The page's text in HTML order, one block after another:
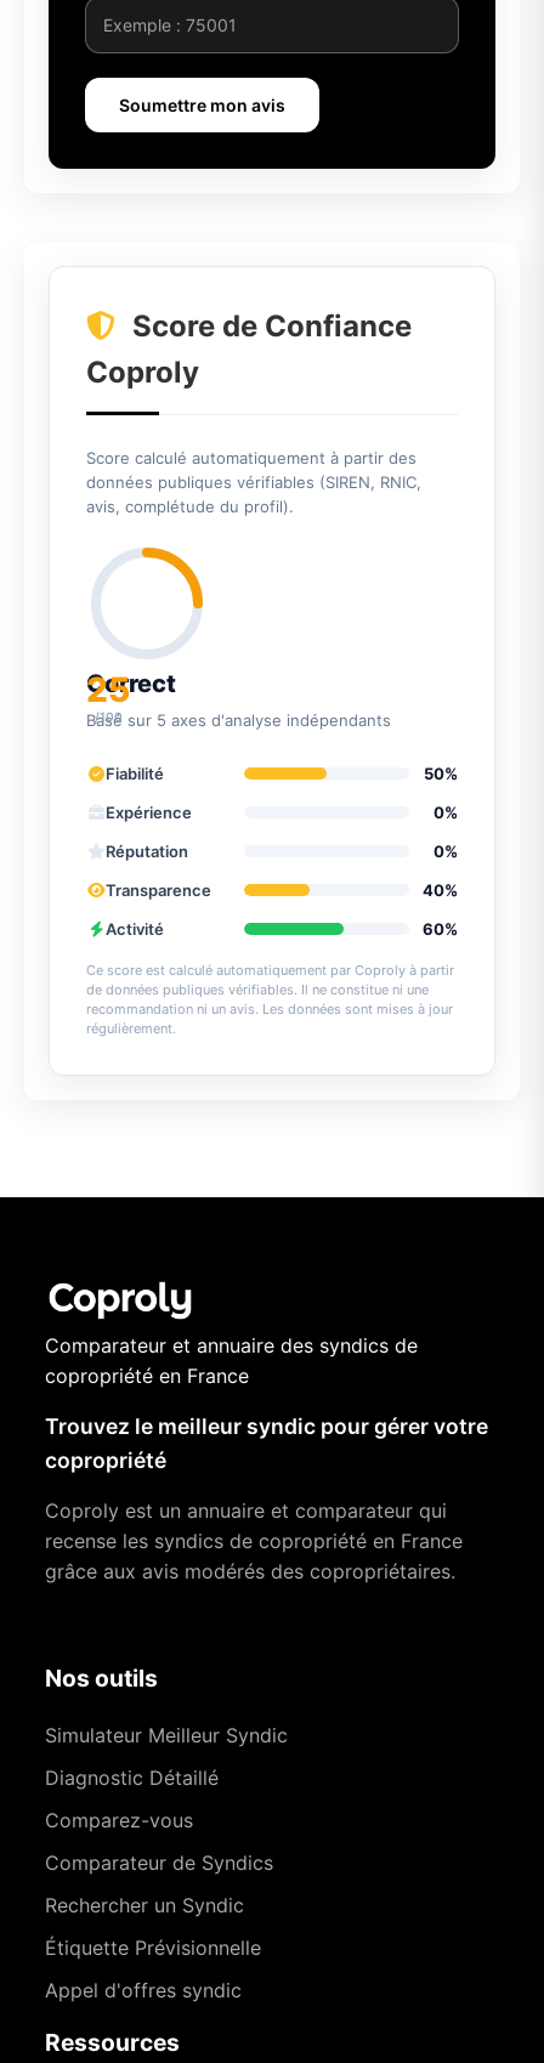
Soumettre mon avis
Score de Confiance
Coproly
Score calculé automatiquement à partir des
données publiques vérifiables (SIREN, RNIC,
avis, complétude du profil).
25
/100
Correct
Basé sur 5 axes d'analyse indépendants
Fiabilité
50%
Expérience
0%
Réputation
0%
Transparence
40%
Activité
60%
Ce score est calculé automatiquement par Coproly à partir
de données publiques vérifiables. Il ne constitue ni une
recommandation ni un avis. Les données sont mises à jour
régulièrement.
Comparateur et annuaire des syndics de
copropriété en France
Trouvez le meilleur syndic pour gérer votre
copropriété
Coproly est un annuaire et comparateur qui
recense les syndics de copropriété en France
grâce aux avis modérés des copropriétaires.
Nos outils
Simulateur Meilleur Syndic
Diagnostic Détaillé
Comparez-vous
Comparateur de Syndics
Rechercher un Syndic
Étiquette Prévisionnelle
Appel d'offres syndic
Ressources